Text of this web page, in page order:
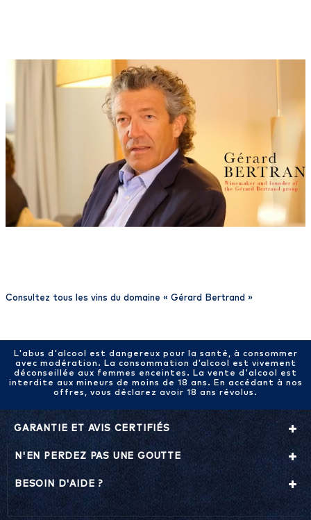
Consultez tous les vins du domaine « Gérard Bertrand »
L'abus d'alcool est dangereux pour la santé, à consommer
avec modération. La consommation d’alcool est vivement
déconseillée aux femmes enceintes. La vente d'alcool est
interdite aux mineurs de moins de 18 ans. En accédant à nos
offres, vous déclarez avoir 18 ans révolus.
GARANTIE ET AVIS CERTIFIÉS
N'EN PERDEZ PAS UNE GOUTTE
BESOIN D'AIDE ?